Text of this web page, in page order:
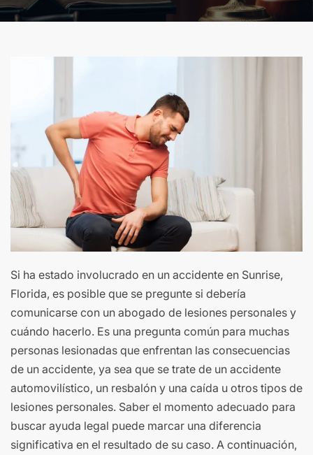
Si ha estado involucrado en un accidente en Sunrise,
Florida, es posible que se pregunte si debería
comunicarse con un abogado de lesiones personales y
cuándo hacerlo. Es una pregunta común para muchas
personas lesionadas que enfrentan las consecuencias
de un accidente, ya sea que se trate de un accidente
automovilístico, un resbalón y una caída u otros tipos de
lesiones personales. Saber el momento adecuado para
buscar ayuda legal puede marcar una diferencia
significativa en el resultado de su caso. A continuación,